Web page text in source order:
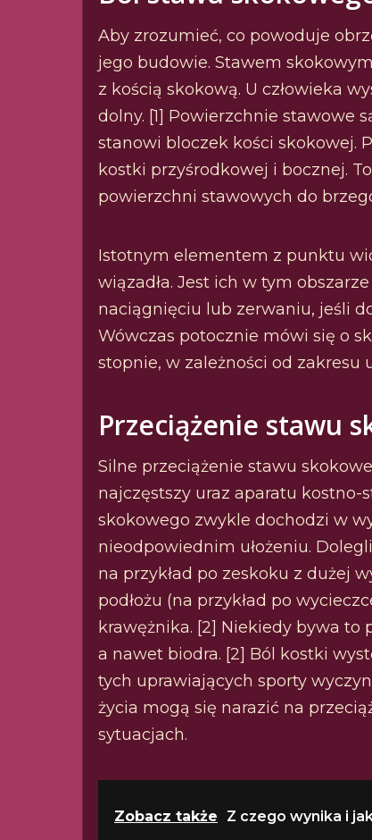
Aby zrozumieć, co powoduje
jego budowie. Stawem
z kością skokową. U człowieka
dolny. [1] Powierzchnie stawowe
stanowi bloczek kości skokowej.
kostki przyśrodkowej i bocznej.
powierzchni stawowych do
Istotnym elementem z punktu
wiązadła. Jest ich w tym
naciągnięciu lub zerwaniu, jeśli
Wówczas potocznie mówi się o
stopnie, w zależności od zakresu
Przeciążenie stawu
Silne przeciążenie stawu
najczęstszy uraz aparatu kostno-
skokowego zwykle dochodzi w
nieodpowiednim ułożeniu.
na przykład po zeskoku z dużej
podłożu (na przykład po
krawężnika. [2] Niekiedy bywa to
a nawet biodra. [2] Ból kostki
tych uprawiających sporty
życia mogą się narazić na
sytuacjach.
Zobacz także Z czego wynika i